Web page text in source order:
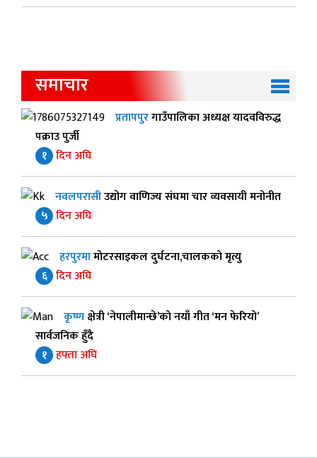
समाचार
प्रतापपुरगाउँपालिका अध्यक्ष यादवविरुद्ध
पक्राउ पुर्जी
१ दिन अघि
नवलपरासीउद्योग वाणिज्य संघमा चार व्यवसायी मनोनीत
५ दिन अघि
हरपुरमामोटरसाइकल दुर्घटना,चालकको मृत्यु
६ दिन अघि
कृष्णक्षेत्री ‘नेपालीमान्छे’को नयाँ गीत ‘मन फेरियो’
सार्वजनिक हुँदै
१ हफ्ता अघि